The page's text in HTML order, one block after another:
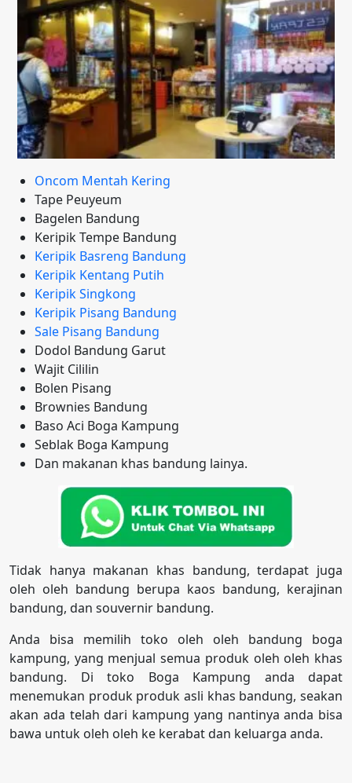
Oncom Mentah Kering
Tape Peuyeum
Bagelen Bandung
Keripik Tempe Bandung
Keripik Basreng Bandung
Keripik Kentang Putih
Keripik Singkong
Keripik Pisang Bandung
Sale Pisang Bandung
Dodol Bandung Garut
Wajit Cililin
Bolen Pisang
Brownies Bandung
Baso Aci Boga Kampung
Seblak Boga Kampung
Dan makanan khas bandung lainya.
Tidak hanya makanan khas bandung, terdapat juga
oleh oleh bandung berupa kaos bandung, kerajinan
bandung, dan souvernir bandung.
Anda bisa memilih toko oleh oleh bandung boga
kampung, yang menjual semua produk oleh oleh khas
bandung. Di toko Boga Kampung anda dapat
menemukan produk produk asli khas bandung, seakan
akan ada telah dari kampung yang nantinya anda bisa
bawa untuk oleh oleh ke kerabat dan keluarga anda.